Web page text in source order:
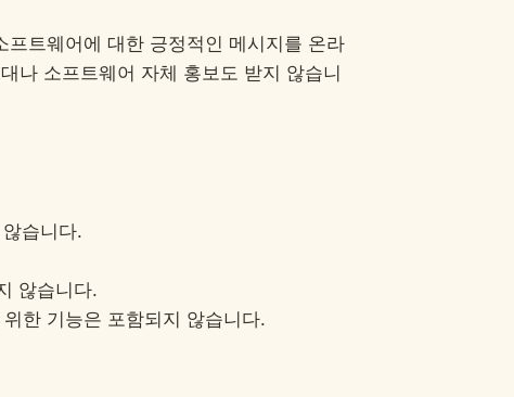
트웨어에 대한 긍정적인 메시지를 온라
나 소프트웨어 자체 홍보도 받지 않습니
습니다.
않습니다.
한 기능은 포함되지 않습니다.